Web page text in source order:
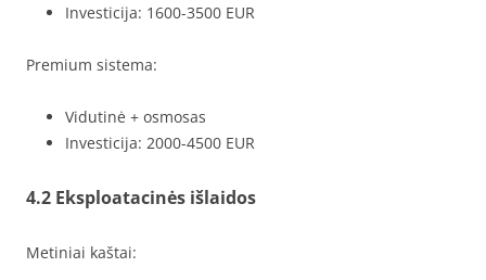
Investicija: 1600-3500 EUR
Premium sistema:
Vidutinė + osmosas
Investicija: 2000-4500 EUR
4.2 Eksploatacinės išlaidos
Metiniai kaštai: